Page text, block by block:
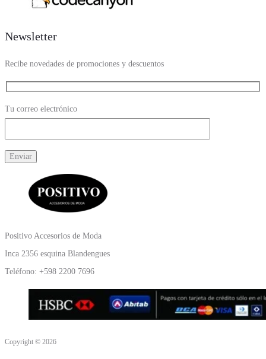
Newsletter
Recibe novedades de promociones y descuentos
Tu correo electrónico
Positivo Accesorios de Moda
Inca 2356 esquina Blandengues
Teléfono: +598 2200 7696
Copyright © 2026